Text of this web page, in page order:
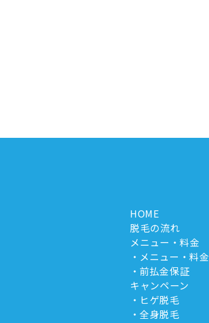
HOME
脱毛の流れ
メニュー・料金
メニュー・料金
前払金保証
キャンペーン
ヒゲ脱毛
全身脱毛